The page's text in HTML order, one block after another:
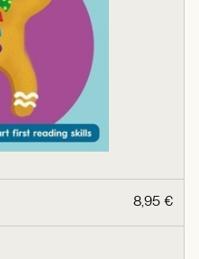
8,95 €